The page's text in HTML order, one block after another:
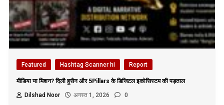
Featured Hashtag Scanner hi Report
मीडिया या मिशन? दिली हुसैन और 5Pillars के डिजिटल इकोसिस्टम की पड़ताल
Dilshad Noor
अगस्त 1, 2026 0